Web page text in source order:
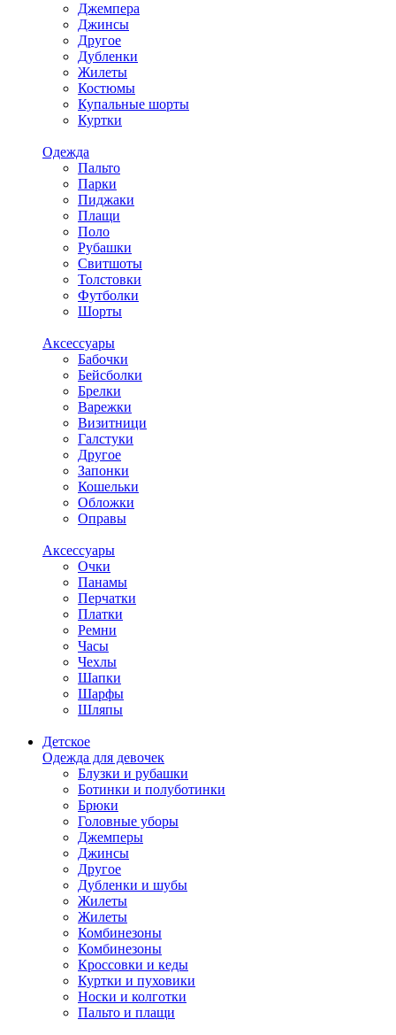
Джемпера
Джинсы
Другое
Дубленки
Жилеты
Костюмы
Купальные шорты
Куртки
Одежда
Пальто
Парки
Пиджаки
Плащи
Поло
Рубашки
Свитшоты
Толстовки
Футболки
Шорты
Аксессуары
Бабочки
Бейсболки
Брелки
Варежки
Визитници
Галстуки
Другое
Запонки
Кошельки
Обложки
Оправы
Аксессуары
Очки
Панамы
Перчатки
Платки
Ремни
Часы
Чехлы
Шапки
Шарфы
Шляпы
Детское
Одежда для девочек
Блузки и рубашки
Ботинки и полуботинки
Брюки
Головные уборы
Джемперы
Джинсы
Другое
Дубленки и шубы
Жилеты
Жилеты
Комбинезоны
Комбинезоны
Кроссовки и кеды
Куртки и пуховики
Носки и колготки
Пальто и плащи